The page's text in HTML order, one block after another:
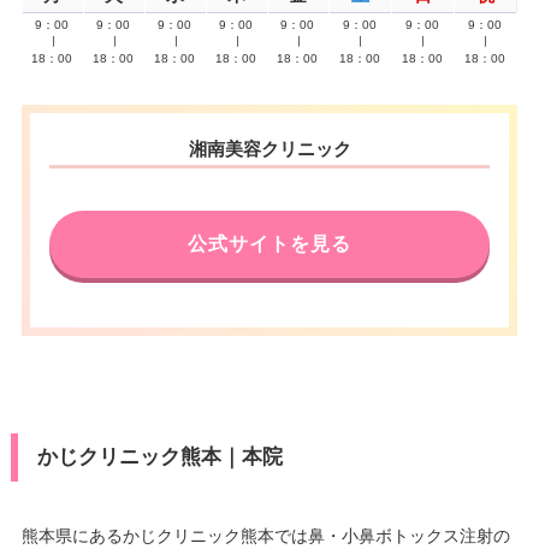
9：00
18：00
9：00
18：00
9：00
18：00
9：00
18：00
9：00
18：00
9：00
18：00
9：00
18：00
9：00
18：00
湘南美容クリニック
公式サイトを見る
かじクリニック熊本｜本院
熊本県にあるかじクリニック熊本では鼻・小鼻ボトックス注射の